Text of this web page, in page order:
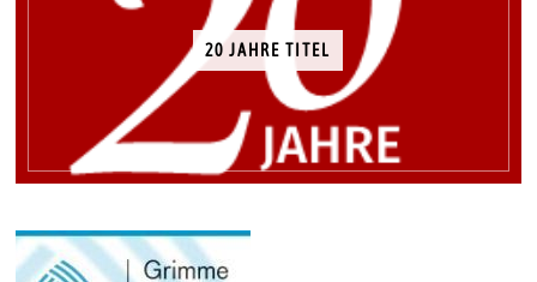
20 JAHRE TITEL